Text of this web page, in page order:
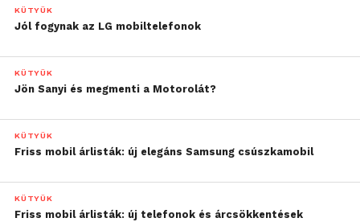
KÜTYÜK
Jól fogynak az LG mobiltelefonok
KÜTYÜK
Jön Sanyi és megmenti a Motorolát?
KÜTYÜK
Friss mobil árlisták: új elegáns Samsung csúszkamobil
KÜTYÜK
Friss mobil árlisták: új telefonok és árcsökkentések